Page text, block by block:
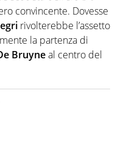
convincente. Dovesse
rivolterebbe l’assetto
la partenza di
Bruyneal centro del